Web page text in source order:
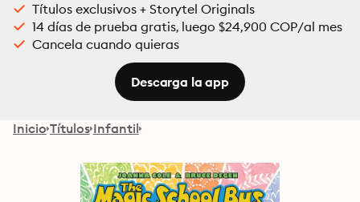
Títulos exclusivos + Storytel Originals
14 días de prueba gratis, luego $24,900 COP/al mes
Cancela cuando quieras
Descarga la app
Inicio Títulos Infantil